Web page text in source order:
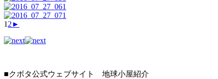
12►
■クボタ公式ウェブサイト 地球小屋紹介